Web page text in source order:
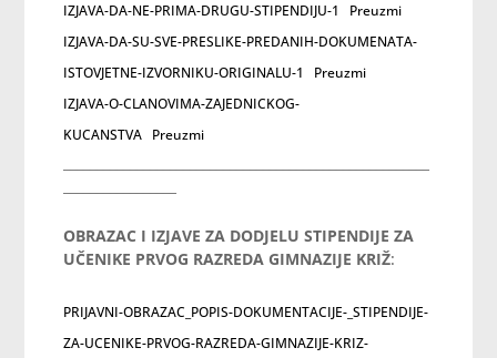
IZJAVA-DA-NE-PRIMA-DRUGU-STIPENDIJU-1
Preuzmi
IZJAVA-DA-SU-SVE-PRESLIKE-PREDANIH-DOKUMENATA-
ISTOVJETNE-IZVORNIKU-ORIGINALU-1
Preuzmi
IZJAVA-O-CLANOVIMA-ZAJEDNICKOG-
KUCANSTVA Preuzmi
OBRAZAC I IZJAVE ZA DODJELU STIPENDIJE ZA
UČENIKE PRVOG RAZREDA GIMNAZIJE KRIŽ:
PRIJAVNI-OBRAZAC_POPIS-DOKUMENTACIJE-_STIPENDIJE-
ZA-UCENIKE-PRVOG-RAZREDA-GIMNAZIJE-KRIZ-